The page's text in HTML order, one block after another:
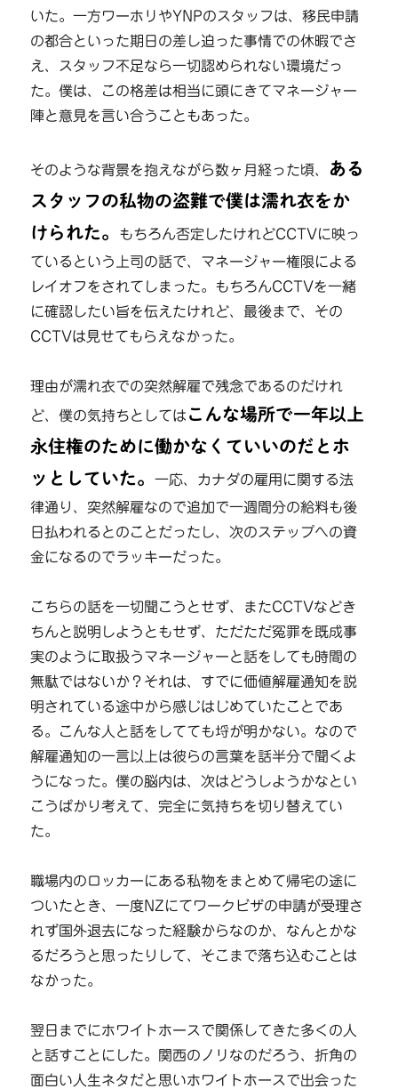
いた。一方ワーホリやYNPのスタッフは、移民申請
の都合といった期日の差し迫った事情での休暇でさ
え、スタッフ不足なら一切認められない環境だっ
た。僕は、この格差は相当に頭にきてマネージャー
陣と意見を言い合うこともあった。
そのような背景を抱えながら数ヶ月経った頃、 ある
スタッフの私物の盗難で僕は濡れ衣をか
けられた。
もちろん否定したけれどCCTVに映っ
ているという上司の話で、マネージャー権限による
レイオフをされてしまった。もちろんCCTVを一緒
に確認したい旨を伝えたけれど、最後まで、その
CCTVは見せてもらえなかった。
理由が濡れ衣での突然解雇で残念であるのだけれ
ど、僕の気持ちとしては こんな場所で一年以上
永住権のために働かなくていいのだとホ
ッとしていた。一応、カナダの雇用に関する法
律通り、突然解雇なので追加で一週間分の給料も後
日払われるとのことだったし、次のステップへの資
金になるのでラッキーだった。
こちらの話を一切聞こうとせず、またCCTVなどき
ちんと説明しようともせず、ただただ冤罪を既成事
実のように取扱うマネージャーと話をしても時間の
無駄ではないか？それは、すでに価値解雇通知を説
明されている途中から感じはじめていたことであ
る。こんな人と話をしてても埒が明かない。なので
解雇通知の一言以上は彼らの言葉を話半分で聞くよ
うになった。僕の脳内は、次はどうしようかなとい
こうばかり考えて、完全に気持ちを切り替えてい
た。
職場内のロッカーにある私物をまとめて帰宅の途に
ついたとき、一度NZにてワークビザの申請が受理さ
れず国外退去になった経験からなのか、なんとかな
るだろうと思ったりして、そこまで落ち込むことは
なかった。
翌日までにホワイトホースで関係してきた多くの人
と話すことにした。関西のノリなのだろう、折角の
面白い人生ネタだと思いホワイトホースで出会った